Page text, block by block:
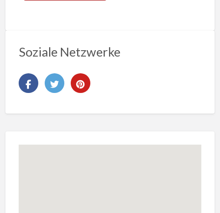
Soziale Netzwerke